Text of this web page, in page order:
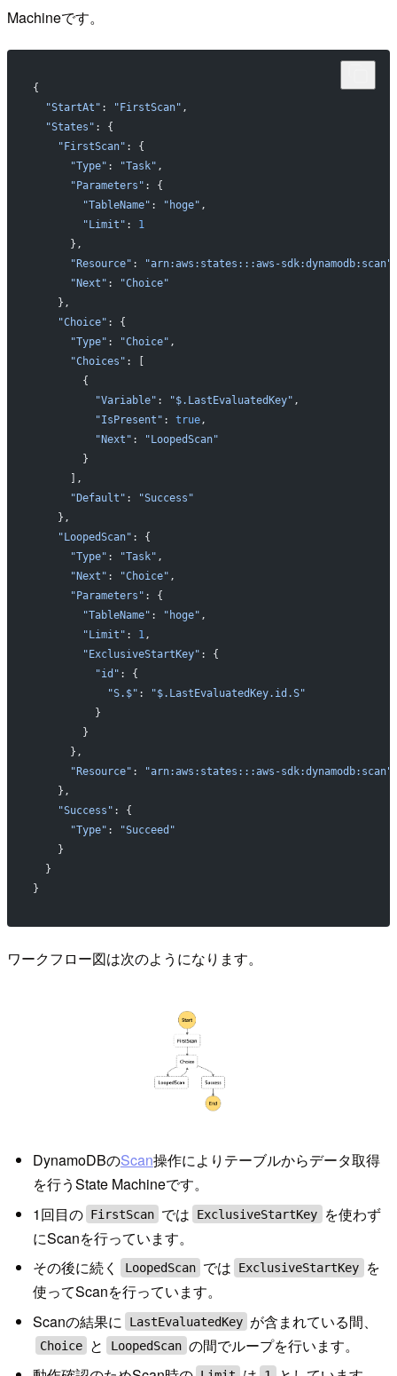
Machineです。
{
  "StartAt"
: "FirstScan" ,
  "States"
: {
    "FirstScan"
: {
      "Type"
: "Task" ,
      "Parameters"
: {
        "TableName"
: "hoge" ,
        "Limit"
: 1
      },
      "Resource"
: "arn:aws:states:::aws-sdk:dynamodb:scan"
      "Next"
:
"Choice"
    },
    "Choice"
: {
      "Type"
: "Choice" ,
      "Choices"
: [
        {
          "Variable"
: "$.LastEvaluatedKey" ,
          "IsPresent"
: true,
          "Next"
:
"LoopedScan"
        }
      ],
      "Default"
:
"Success"
    },
    "LoopedScan"
: {
      "Type"
: "Task" ,
      "Next"
: "Choice" ,
      "Parameters"
: {
        "TableName"
: "hoge" ,
        "Limit"
: 1,
        "ExclusiveStartKey"
: {
          "id"
: {
            "S.$"
:
"$.LastEvaluatedKey.id.S"
          }
        }
      },
      "Resource"
:
"arn:aws:states:::aws-sdk:dynamodb:scan"
    },
    "Success"
: {
      "Type"
:
"Succeed"
    }
  }
}
ワークフロー図は次のようになります。
DynamoDBのScan操作によりテーブルからデータ取得
を行うState Machineです。
1回目の FirstScan では ExclusiveStartKey
を使わず
にScanを行っています。
その後に続く
LoopedScan では ExclusiveStartKey
を
使ってScanを行っています。
Scanの結果に
LastEvaluatedKey が含まれている間、
Choice と LoopedScan の間でループを行います。